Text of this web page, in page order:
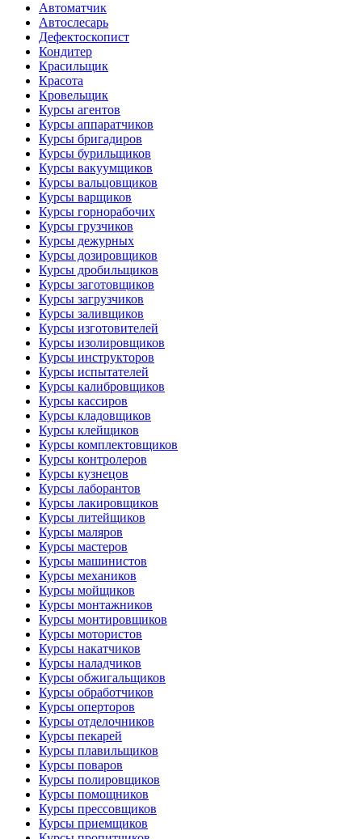
Автоматчик
Автослесарь
Дефектоскопист
Кондитер
Красильщик
Красота
Кровельщик
Курсы агентов
Курсы аппаратчиков
Курсы бригадиров
Курсы бурильщиков
Курсы вакуумщиков
Курсы вальцовщиков
Курсы варщиков
Курсы горнорабочих
Курсы грузчиков
Курсы дежурных
Курсы дозировщиков
Курсы дробильщиков
Курсы заготовщиков
Курсы загрузчиков
Курсы заливщиков
Курсы изготовителей
Курсы изолировщиков
Курсы инструкторов
Курсы испытателей
Курсы калибровщиков
Курсы кассиров
Курсы кладовщиков
Курсы клейщиков
Курсы комплектовщиков
Курсы контролеров
Курсы кузнецов
Курсы лаборантов
Курсы лакировщиков
Курсы литейщиков
Курсы маляров
Курсы мастеров
Курсы машинистов
Курсы механиков
Курсы мойщиков
Курсы монтажников
Курсы монтировщиков
Курсы мотористов
Курсы накатчиков
Курсы наладчиков
Курсы обжигальщиков
Курсы обработчиков
Курсы оперторов
Курсы отделочников
Курсы пекарей
Курсы плавильщиков
Курсы поваров
Курсы полировщиков
Курсы помощников
Курсы прессовщиков
Курсы приемщиков